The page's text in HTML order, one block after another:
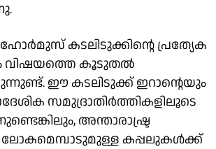
കടലിടുക്കിന്റെ പ്രത്യേക
വിഷയത്തെ കൂടുതൽ
ഈ കടലിടുക്ക് ഇറാന്റെയും
സമുദ്രാതിർത്തികളിലൂടെ
അന്താരാഷ്ട്ര
കപ്പലുകൾക്ക്